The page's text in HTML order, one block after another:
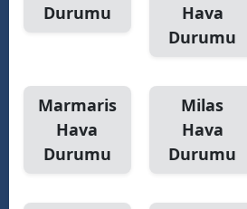
Durumu
Hava
Durumu
Marmaris
Hava
Durumu
Milas
Hava
Durumu